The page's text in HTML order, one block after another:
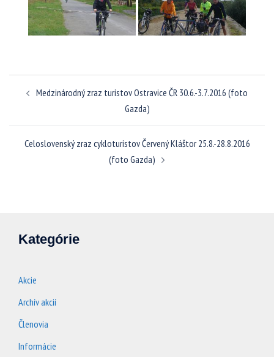
článkami
Medzinárodný zraz turistov Ostravice ČR 30.6.-3.7.2016 (foto
Gazda)
Celoslovenský zraz cykloturistov Červený Kláštor 25.8.-28.8.2016
(foto Gazda)
Kategórie
Akcie
Archív akcií
Členovia
Informácie